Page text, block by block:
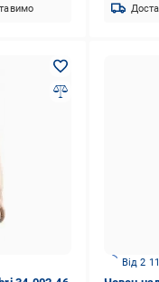
Від 2